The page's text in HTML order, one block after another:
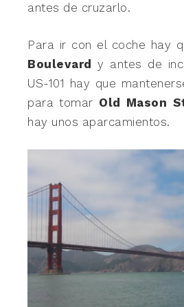
antes de cruzarlo.
Para ir con el coche hay
Boulevard
y antes de
US-101 hay que
para tomar Old Mason
hay unos aparcamientos.